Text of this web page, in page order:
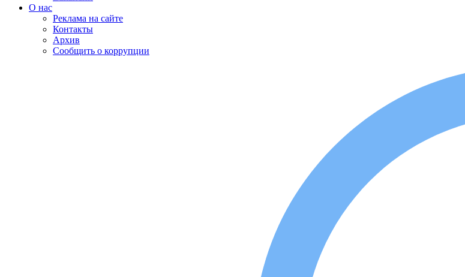
О нас
Реклама на сайте
Контакты
Архив
Сообщить о коррупции